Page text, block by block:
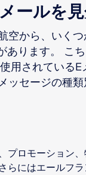
ールを
空から、いく
あります。 こ
用されている
ッセージの種類
プロモーション
らにはエールフ